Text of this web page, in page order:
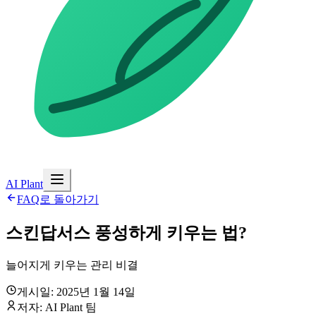
AI Plant
FAQ로 돌아가기
스킨답서스 풍성하게 키우는 법?
늘어지게 키우는 관리 비결
게시일: 2025년 1월 14일
저자: AI Plant 팀